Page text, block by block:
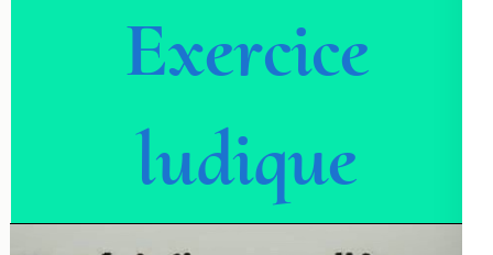
Exercice
ludique